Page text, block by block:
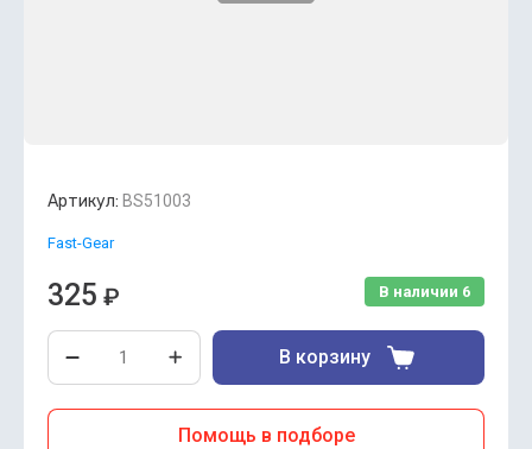
Артикул: BS51003
Fast-Gear
В наличии 6
325 ₽
В корзину
Помощь в подборе